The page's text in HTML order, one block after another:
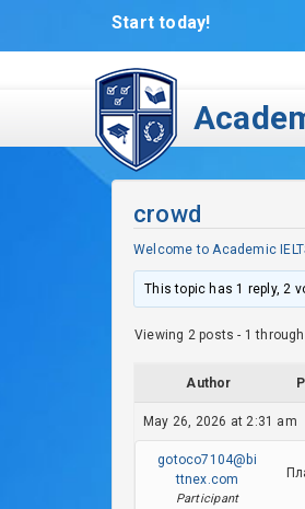
Start today!
crowd
Welcome to Academic
This topic has 1 reply, 2
Viewing 2 posts - 1
Author
May 26, 2026 at 2:31 am
gotoco7104@bi
ttnex.com
Participant